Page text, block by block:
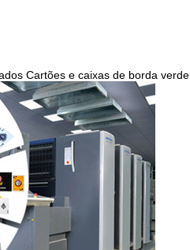
Cartões e caixas de borda verde